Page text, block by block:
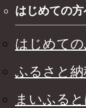
はじめての方
はじめて
ふるさと
まいふると